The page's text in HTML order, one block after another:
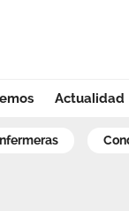
Actualidad